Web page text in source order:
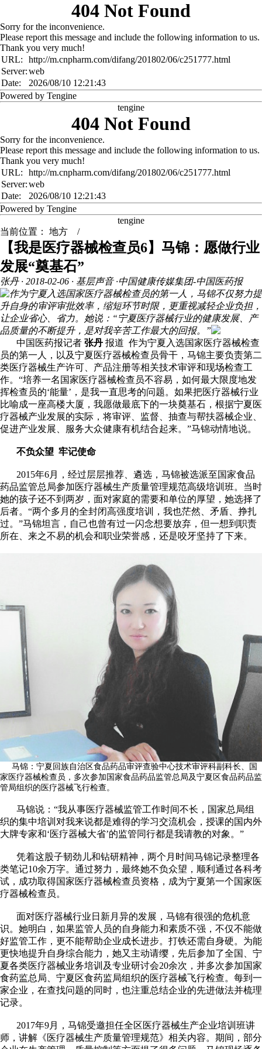
404 Not Found
Sorry for the inconvenience.
Please report this message and include the following information to us.
Thank you very much!
URL:
http://m.cnpharm.com/difang/201802/06/c251777.html
Server:web
Date:
2026/08/10 12:21:43
Powered by Tengine
tengine
404 Not Found
Sorry for the inconvenience.
Please report this message and include the following information to us.
Thank you very much!
URL:
http://m.cnpharm.com/difang/201802/06/c251777.html
Server:web
Date:
2026/08/10 12:21:43
Powered by Tengine
tengine
当前位置： 地方 /
【我是医疗器械检查员6】马锦：愿做行业
发展“奠基石”
张丹 · 2018-02-06 · 基层声音 ·中国健康传媒集团-中国医药报
作为宁夏入选国家医疗器械检查员的第一人，马锦不仅努力提
升自身的审评审批效率，缩短环节时限，更重视减轻企业负担，
让企业省心、省力。她说：“宁夏医疗器械行业的健康发展、产
品质量的不断提升，是对我辛苦工作最大的回报。”
中国医药报记者 张丹 报道 作为宁夏入选国家医疗器械检查
员的第一人，以及宁夏医疗器械检查员骨干，马锦主要负责第二
类医疗器械生产许可、产品注册等相关技术审评和现场检查工
作。“培养一名国家医疗器械检查员不容易，如何最大限度地发
挥检查员的‘能量’，是我一直思考的问题。如果把医疗器械行业
比喻成一座高楼大厦，我愿做最底下的一块奠基石，根据宁夏医
疗器械产业发展的实际，将审评、监督、抽查与帮扶器械企业、
促进产业发展、服务大众健康有机结合起来。”马锦动情地说。
不负众望 牢记使命
2015年6月，经过层层推荐、遴选，马锦被选派至国家食品
药品监管总局参加医疗器械生产质量管理规范高级培训班。当时
她的孩子还不到两岁，面对家庭的需要和单位的厚望，她选择了
后者。“两个多月的全封闭高强度培训，我也茫然、矛盾、挣扎
过。”马锦坦言，自己也曾有过一闪念想要放弃，但一想到职责
所在、来之不易的机会和职业荣誉感，还是咬牙坚持了下来。
马锦：宁夏回族自治区食品药品审评查验中心技术审评科副科长、国
家医疗器械检查员， 多次参加国家食品药品监管总局及宁夏区食品药品监
管局组织的医疗器械飞行检查。
马锦说：“我从事医疗器械监管工作时间不长，国家总局组
织的集中培训对我来说都是难得的学习交流机会，授课的国内外
大牌专家和‘医疗器械大省’的监管同行都是我请教的对象。”
凭着这股子韧劲儿和钻研精神，两个月时间马锦记录整理各
类笔记10余万字。通过努力，最终她不负众望，顺利通过各科考
试，成功取得国家医疗器械检查员资格，成为宁夏第一个国家医
疗器械检查员。
面对医疗器械行业日新月异的发展，马锦有很强的危机意
识。她明白，如果监管人员的自身能力和素质不强，不仅不能做
好监管工作，更不能帮助企业成长进步。打铁还需自身硬。为能
更快地提升自身综合能力，她又主动请缨，先后参加了全国、宁
夏各类医疗器械业务培训及专业研讨会20余次，并多次参加国家
食药监总局、宁夏区食药监局组织的医疗器械飞行检查。每到一
家企业，在查找问题的同时，也注重总结企业的先进做法并梳理
记录。
2017年9月，马锦受邀担任全区医疗器械生产企业培训班讲
师，讲解《医疗器械生产质量管理规范》相关内容。期间，部分